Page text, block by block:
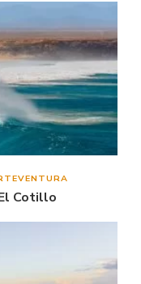
Cotillo